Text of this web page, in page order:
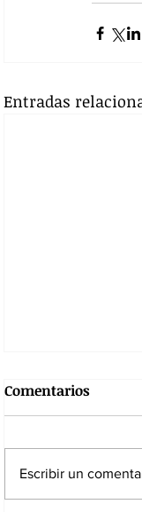
Entradas
Comentarios
Escribir un